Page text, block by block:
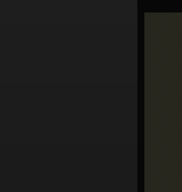
ナ
ビ
ゲ
ー
シ
ョ
ン